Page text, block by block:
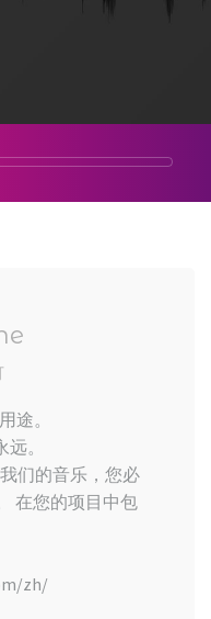
途。
。
们的音乐，您必
在您的项目中包
zh/